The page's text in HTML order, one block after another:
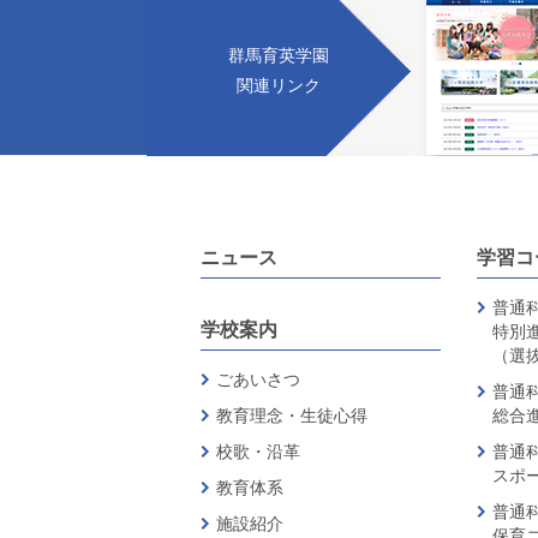
群馬育英学園
関連リンク
ニュース
学校案内
ごあいさつ
教育理念・生徒心得
校歌・沿革
教育体系
施設紹介
学習
普通
特別
（選
普通
総合
普通
スポ
普通